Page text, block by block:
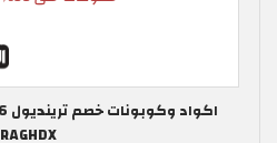
RAGHDX